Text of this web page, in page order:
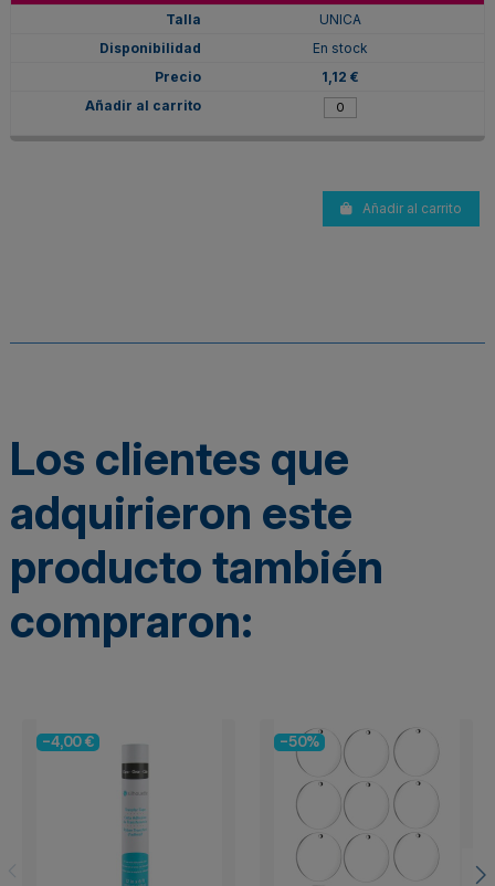
UNICA
En stock
1,12 €
Añadir al carrito
Los clientes que
adquirieron este
producto también
compraron:
-4,00 € -50%